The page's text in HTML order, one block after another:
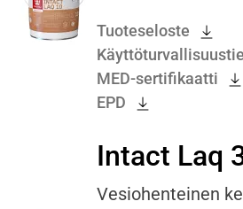
Tuoteseloste
MED-sertifikaatti
EPD
Intact Laq
Vesiohenteinen